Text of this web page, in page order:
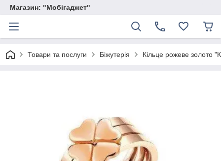
Магазин: "Мобігаджет"
Товари та послуги Біжутерія Кільце рожеве золото